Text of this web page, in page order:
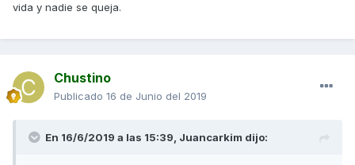
vida y nadie se queja.
Chustino
Publicado 16 de Junio del 2019
En 16/6/2019 a las 15:39, Juancarkim dijo: